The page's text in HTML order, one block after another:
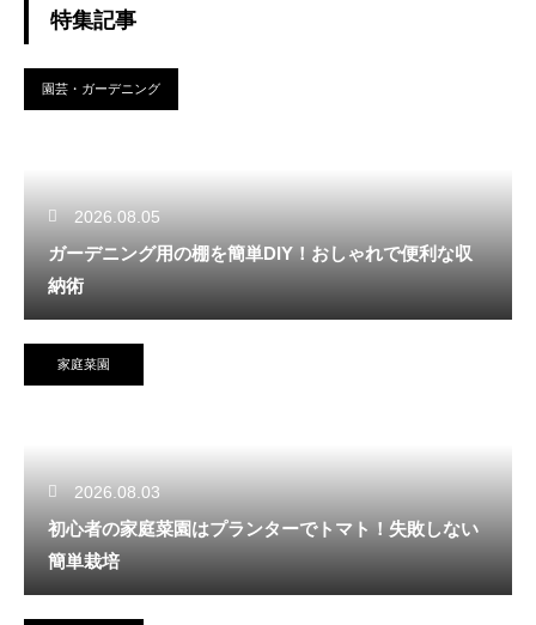
特集記事
園芸・ガーデニング
2026.08.05
ガーデニング用の棚を簡単DIY！おしゃれで便利な収
納術
家庭菜園
2026.08.03
初心者の家庭菜園はプランターでトマト！失敗しない
簡単栽培